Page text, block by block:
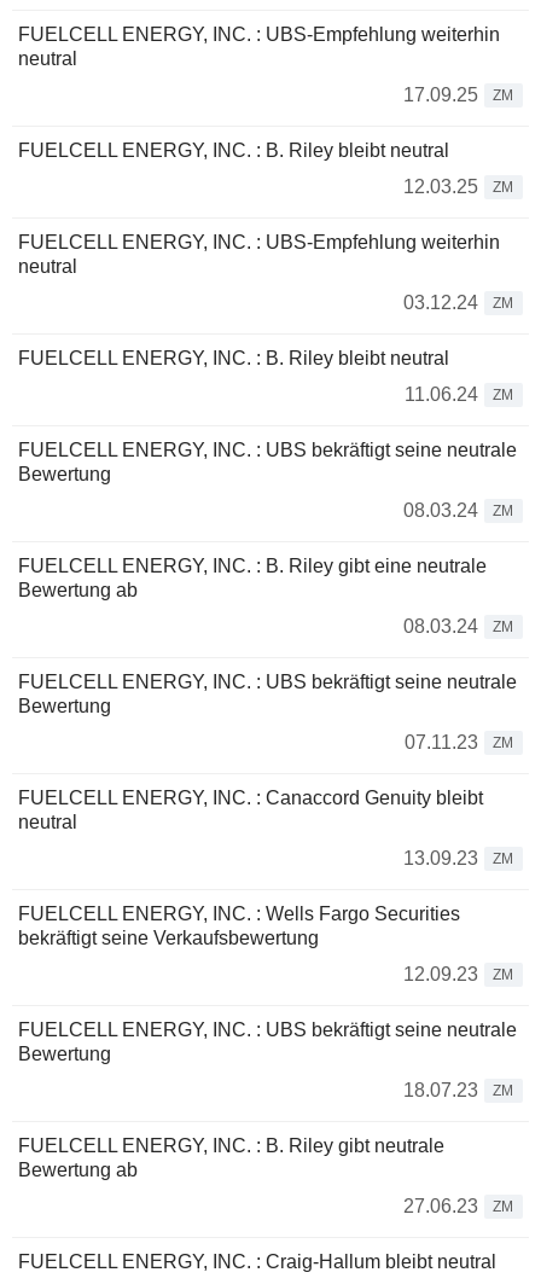
FUELCELL ENERGY, INC. : UBS-Empfehlung weiterhin
neutral
17.09.25
ZM
FUELCELL ENERGY, INC. : B. Riley bleibt neutral
12.03.25
ZM
FUELCELL ENERGY, INC. : UBS-Empfehlung weiterhin
neutral
03.12.24
ZM
FUELCELL ENERGY, INC. : B. Riley bleibt neutral
11.06.24
ZM
FUELCELL ENERGY, INC. : UBS bekräftigt seine neutrale
Bewertung
08.03.24
ZM
FUELCELL ENERGY, INC. : B. Riley gibt eine neutrale
Bewertung ab
08.03.24
ZM
FUELCELL ENERGY, INC. : UBS bekräftigt seine neutrale
Bewertung
07.11.23
ZM
FUELCELL ENERGY, INC. : Canaccord Genuity bleibt
neutral
13.09.23
ZM
FUELCELL ENERGY, INC. : Wells Fargo Securities
bekräftigt seine Verkaufsbewertung
12.09.23
ZM
FUELCELL ENERGY, INC. : UBS bekräftigt seine neutrale
Bewertung
18.07.23
ZM
FUELCELL ENERGY, INC. : B. Riley gibt neutrale
Bewertung ab
27.06.23
ZM
FUELCELL ENERGY, INC. : Craig-Hallum bleibt neutral